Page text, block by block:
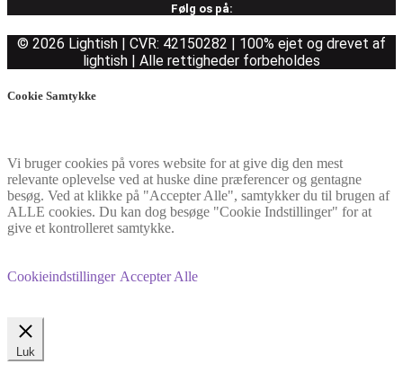
Følg os på:
© 2026 Lightish | CVR: 42150282 | 100% ejet og drevet af
lightish | Alle rettigheder forbeholdes
Cookie Samtykke
Vi bruger cookies på vores website for at give dig den mest
relevante oplevelse ved at huske dine præferencer og gentagne
besøg. Ved at klikke på "Accepter Alle", samtykker du til brugen af
ALLE cookies. Du kan dog besøge "Cookie Indstillinger" for at
give et kontrolleret samtykke.
Cookieindstillinger Accepter Alle
Luk